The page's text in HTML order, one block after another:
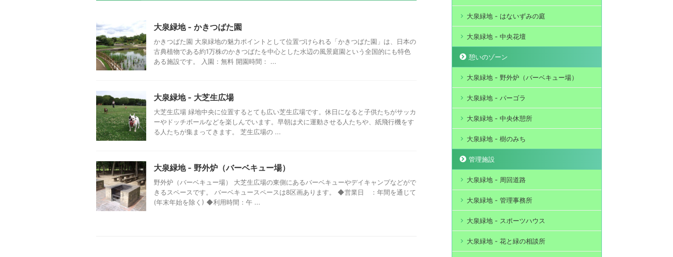
大泉緑地 - かきつばた園
かきつばた園 大泉緑地の魅力ポイントとして位置づけられる「かきつばた園」は、日本の
古典植物である約1万株のかきつばたを中心とした水辺の風景庭園という全国的にも特色
ある施設です。 入園：無料 開園時間： ...
大泉緑地 - 大芝生広場
大芝生広場 緑地中央に位置するとても広い芝生広場です。休日になると子供たちがサッカ
ーやドッチボールなどを楽しんでいます。早朝は犬に運動させる人たちや、紙飛行機をす
る人たちが集まってきます。 芝生広場の ...
大泉緑地 - 野外炉（バーベキュー場）
野外炉（バーベキュー場） 大芝生広場の東側にあるバーベキューやデイキャンプなどがで
きるスペースです。 バーベキュースペースは8区画あります。 ◆営業日 ：年間を通じて
(年末年始を除く) ◆利用時間：午 ...
大泉緑地 - はないずみの庭
大泉緑地 - 中央花壇
憩いのゾーン
大泉緑地 - 野外炉（バーベキュー場）
大泉緑地 - パーゴラ
大泉緑地 - 中央休憩所
大泉緑地 - 樹のみち
管理施設
大泉緑地 - 周回道路
大泉緑地 - 管理事務所
大泉緑地 - スポーツハウス
大泉緑地 - 花と緑の相談所